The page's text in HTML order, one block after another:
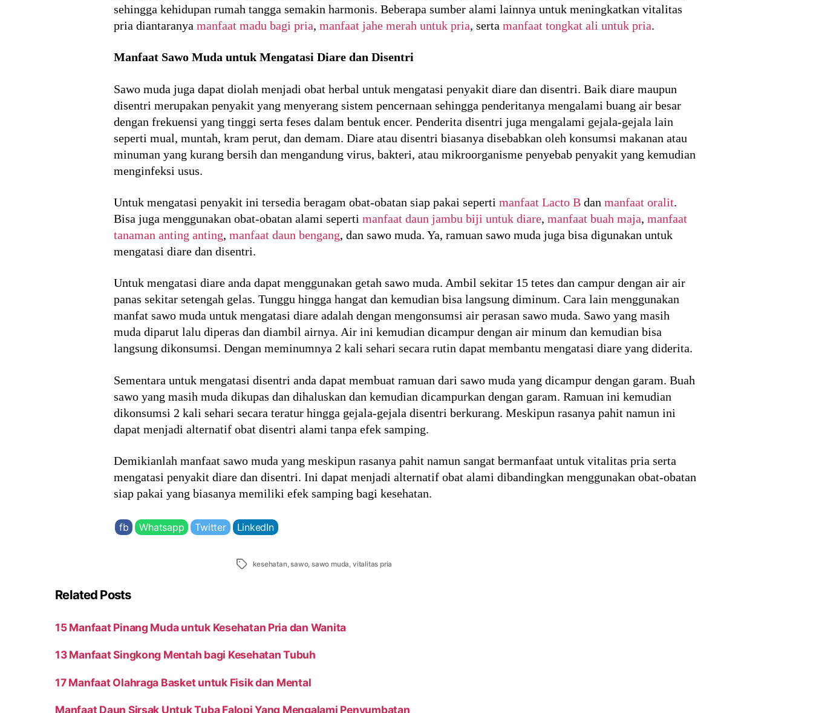
sehingga kehidupan rumah tangga semakin harmonis. Beberapa sumber alami lainnya untuk meningkatkan vitalitas
pria diantaranya manfaat madu bagi pria, manfaat jahe merah untuk pria, serta manfaat tongkat ali untuk pria.
Manfaat Sawo Muda untuk Mengatasi Diare dan Disentri
Sawo muda juga dapat diolah menjadi obat herbal untuk mengatasi penyakit diare dan disentri. Baik diare maupun
disentri merupakan penyakit yang menyerang sistem pencernaan sehingga penderitanya mengalami buang air besar
dengan frekuensi yang tinggi serta feses dalam bentuk encer. Penderita disentri juga mengalami gejala-gejala lain
seperti mual, muntah, kram perut, dan demam. Diare atau disentri biasanya disebabkan oleh konsumsi makanan atau
minuman yang kurang bersih dan mengandung virus, bakteri, atau mikroorganisme penyebab penyakit yang kemudian
menginfeksi usus.
Untuk mengatasi penyakit ini tersedia beragam obat-obatan siap pakai seperti manfaat Lacto B dan manfaat oralit.
Bisa juga menggunakan obat-obatan alami seperti manfaat daun jambu biji untuk diare, manfaat buah maja, manfaat
tanaman anting anting, manfaat daun bengang, dan sawo muda. Ya, ramuan sawo muda juga bisa digunakan untuk
mengatasi diare dan disentri.
Untuk mengatasi diare anda dapat menggunakan getah sawo muda. Ambil sekitar 15 tetes dan campur dengan air air
panas sekitar setengah gelas. Tunggu hingga hangat dan kemudian bisa langsung diminum. Cara lain menggunakan
manfat sawo muda untuk mengatasi diare adalah dengan mengonsumsi air perasan sawo muda. Sawo yang masih
muda diparut lalu diperas dan diambil airnya. Air ini kemudian dicampur dengan air minum dan kemudian bisa
langsung dikonsumsi. Dengan meminumnya 2 kali sehari secara rutin dapat membantu mengatasi diare yang diderita.
Sementara untuk mengatasi disentri anda dapat membuat ramuan dari sawo muda yang dicampur dengan garam. Buah
sawo yang masih muda dikupas dan dihaluskan dan kemudian dicampurkan dengan garam. Ramuan ini kemudian
dikonsumsi 2 kali sehari secara teratur hingga gejala-gejala disentri berkurang. Meskipun rasanya pahit namun ini
dapat menjadi alternatif obat disentri alami tanpa efek samping.
Demikianlah manfaat sawo muda yang meskipun rasanya pahit namun sangat bermanfaat untuk vitalitas pria serta
mengatasi penyakit diare dan disentri. Ini dapat menjadi alternatif obat alami dibandingkan menggunakan obat-obatan
siap pakai yang biasanya memiliki efek samping bagi kesehatan.
fb Whatsapp Twitter LinkedIn
Tags kesehatan ,sawo,sawo muda vitalitas pria
Related Posts
15 Manfaat Pinang Muda untuk Kesehatan Pria dan Wanita
13 Manfaat Singkong Mentah bagi Kesehatan Tubuh
17 Manfaat Olahraga Basket untuk Fisik dan Mental
Manfaat Daun Sirsak Untuk Tuba Falopi Yang Mengalami Penyumbatan